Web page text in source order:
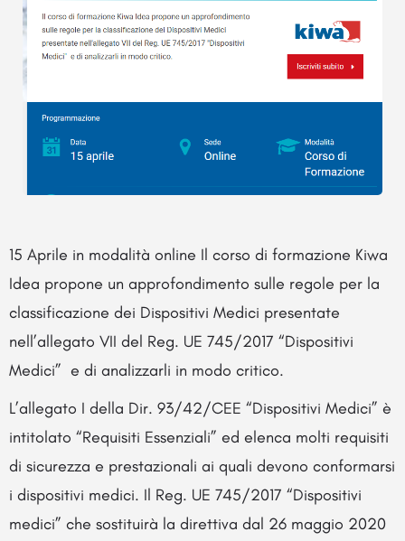
15 Aprile in modalità online Il corso di formazione Kiwa
Idea propone un approfondimento sulle regole per la
classificazione dei Dispositivi Medici presentate
nell’allegato VII del Reg. UE 745/2017 “Dispositivi
Medici” e di analizzarli in modo critico.
L’allegato I della Dir. 93/42/CEE “Dispositivi Medici” è
intitolato “Requisiti Essenziali” ed elenca molti requisiti
di sicurezza e prestazionali ai quali devono conformarsi
i dispositivi medici. Il Reg. UE 745/2017 “Dispositivi
medici” che sostituirà la direttiva dal 26 maggio 2020